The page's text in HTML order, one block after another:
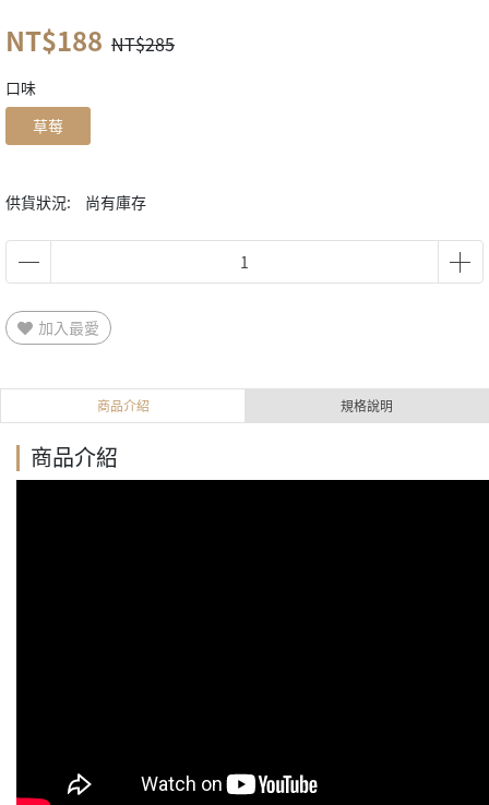
NT$188 NT$285
供貨狀況: 尚有庫存
口味
草莓
加入最愛
商品介紹 規格說明
商品介紹